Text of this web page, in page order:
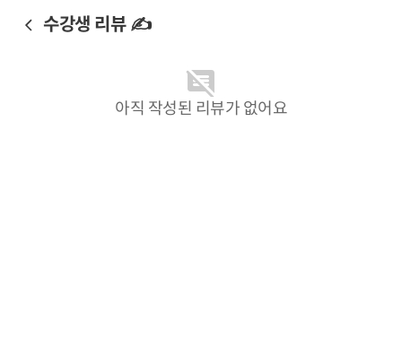
수강생 리뷰 ✍️
아직 작성된 리뷰가 없어요